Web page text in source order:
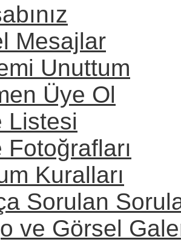
Mesajlar
Unuttum
Üye Ol
Listesi
Fotoğrafları
Kuralları
Sorulan
ve Görsel